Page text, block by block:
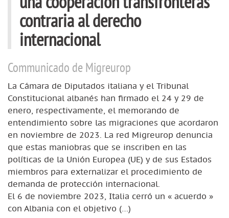
contraria al derecho
internacional
Communicado de Migreurop
La Cámara de Diputados italiana y el Tribunal
Constitucional albanés han firmado el 24 y 29 de
enero, respectivamente, el memorando de
entendimiento sobre las migraciones que acordaron
en noviembre de 2023. La red Migreurop denuncia
que estas maniobras que se inscriben en las
políticas de la Unión Europea (UE) y de sus Estados
miembros para externalizar el procedimiento de
demanda de protección internacional.
El 6 de noviembre 2023, Italia cerró un « acuerdo »
con Albania con el objetivo (…)